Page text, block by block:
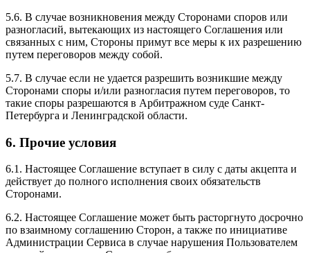
5.6. В случае возникновения между Сторонами споров или
разногласий, вытекающих из настоящего Соглашения или
связанных с ним, Стороны примут все меры к их разрешению
путем переговоров между собой.
5.7. В случае если не удается разрешить возникшие между
Сторонами споры и/или разногласия путем переговоров, то
такие споры разрешаются в Арбитражном суде Санкт-
Петербурга и Ленинградской области.
6. Прочие условия
6.1. Настоящее Соглашение вступает в силу с даты акцепта и
действует до полного исполнения своих обязательств
Сторонами.
6.2. Настоящее Соглашение может быть расторгнуто досрочно
по взаимному соглашению Сторон, а также по инициативе
Администрации Сервиса в случае нарушения Пользователем